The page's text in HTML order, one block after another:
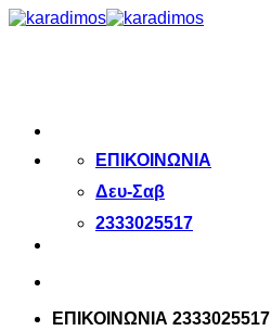
Μετάβαση
ΕΠΙΚΟΙΝΩΝΙΑ
Δευ-Σαβ
2333025517
ΕΠΙΚΟΙΝΩΝΙΑ 2333025517